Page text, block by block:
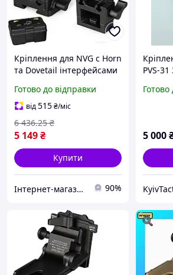
Кріплення для NVG c Horn
та Dovetail інтерфейсами
Norotos CL24-0237
(Чорний)
Готово до відправки
від515₴/міс
5 149₴
6 436.25 ₴
Купити
Інтернет-магазин Look 100 Clothes 90%
PVS-
Готово
5 000